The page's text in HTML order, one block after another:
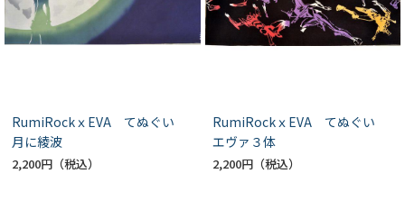
RumiRockｘEVA てぬぐい
月に綾波
2,200円
RumiRockｘEVA てぬぐい
エヴァ３体
2,200円